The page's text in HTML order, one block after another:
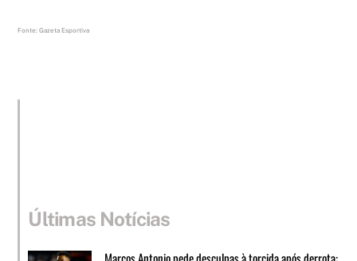
Fonte: Gazeta Esportiva
Últimas Notícias